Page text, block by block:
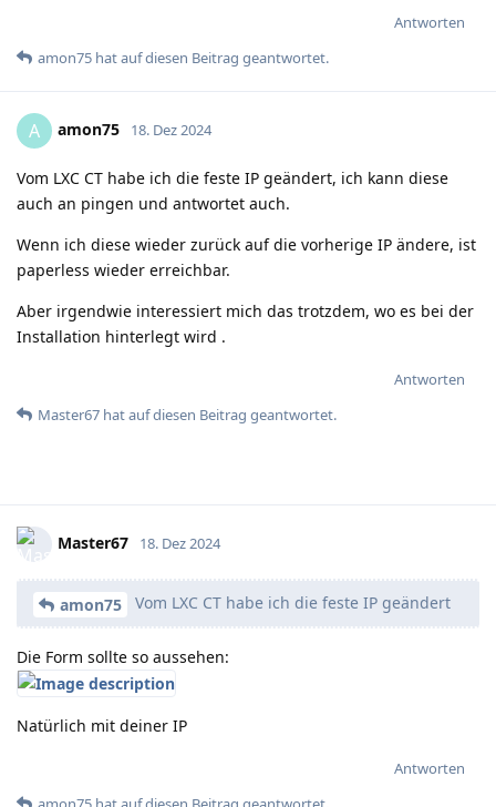
Antworten
amon75 hatauf diesen Beitrag geantwortet.
A amon75 18. Dez 2024
Vom LXC CT habe ich die feste IP geändert, ich kann diese
auch an pingen und antwortet auch.
Wenn ich diese wieder zurück auf die vorherige IP ändere, ist
paperless wieder erreichbar.
Aber irgendwie interessiert mich das trotzdem, wo es bei der
Installation hinterlegt wird .
Antworten
Master67 hatauf diesen Beitrag geantwortet.
Master67 18. Dez 2024
amon75 Vom LXC CT habe ich die feste IP geändert
Die Form sollte so aussehen:
Natürlich mit deiner IP
Antworten